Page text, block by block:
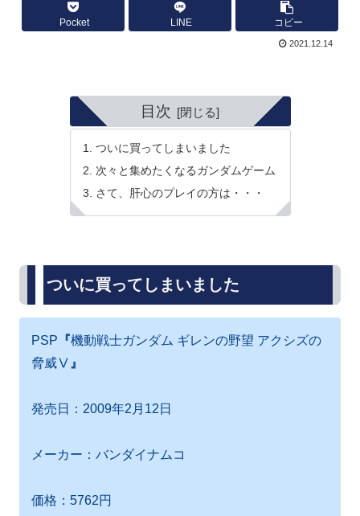
Pocket LINE コピー
2021.12.14
目次
ついに買ってしまいました
次々と集めたくなるガンダムゲーム
さて、肝心のプレイの方は・・・
ついに買ってしまいました
PSP 『機動戦士ガンダム ギレンの野望 アクシズの
脅威Ⅴ 』
発売日：2009年2月12日
メーカー：バンダイナムコ
価格：5762円